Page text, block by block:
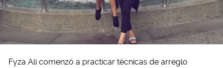
Fyza Ali comenzó a practicar técnicas de arreglo